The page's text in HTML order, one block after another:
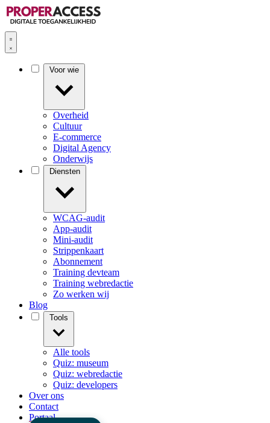
Overheid
Cultuur
E-commerce
Digital Agency
Onderwijs
WCAG-audit
App-audit
Mini-audit
Strippenkaart
Abonnement
Training devteam
Training webredactie
Zo werken wij
Blog
Alle tools
Quiz: museum
Quiz: webredactie
Quiz: developers
Over ons
Contact
Portaal